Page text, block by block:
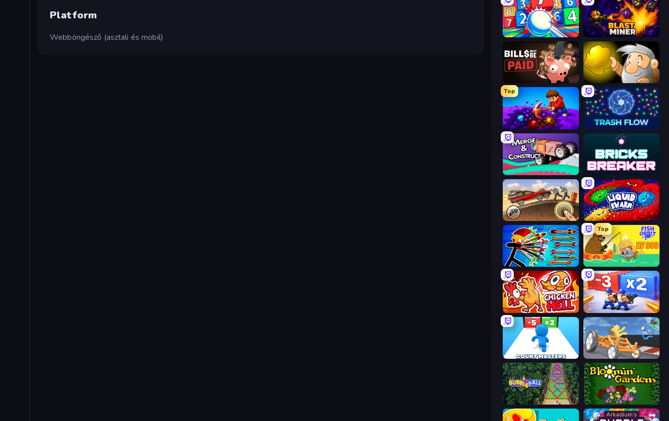
Platform
Webböngésző (asztali és mobil) Entropy Blast Miner
Bills Must Be Paid Gold Miner
Top
Obby: Dig Down Trash Flow
Merge & Construct Bricks Breaker
Earn to Die: Zombie Ride Liquid Swarm
Archer Ragdoll Masters
Top
Fish Orbit
Chicken Hell Battle Brigade
Draw Crash Race
Bubble Fall Blooming Gardens